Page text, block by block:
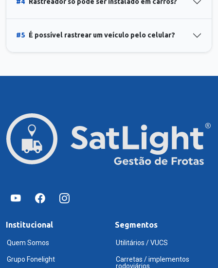
#4 Rastreador só pode ser instalado em carros?
#5 É possível rastrear um veículo pelo celular?
Institucional
Quem Somos
Grupo Fonelight
Segmentos
Utilitários / VUCS
Carretas / implementos
rodoviários